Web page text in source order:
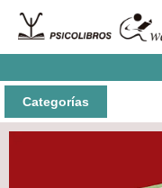
Categorías